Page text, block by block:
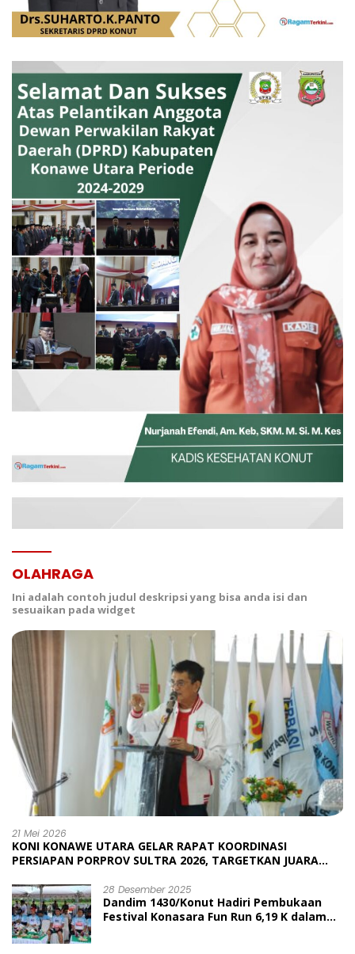
OLAHRAGA
Ini adalah contoh judul deskripsi yang bisa anda isi dan
sesuaikan pada widget
21 Mei 2026
KONI KONAWE UTARA GELAR RAPAT KOORDINASI
PERSIAPAN PORPROV SULTRA 2026, TARGETKAN JUARA
28 Desember 2025
Dandim 1430/Konut Hadiri Pembukaan
Festival Konasara Fun Run 6,19 K dalam